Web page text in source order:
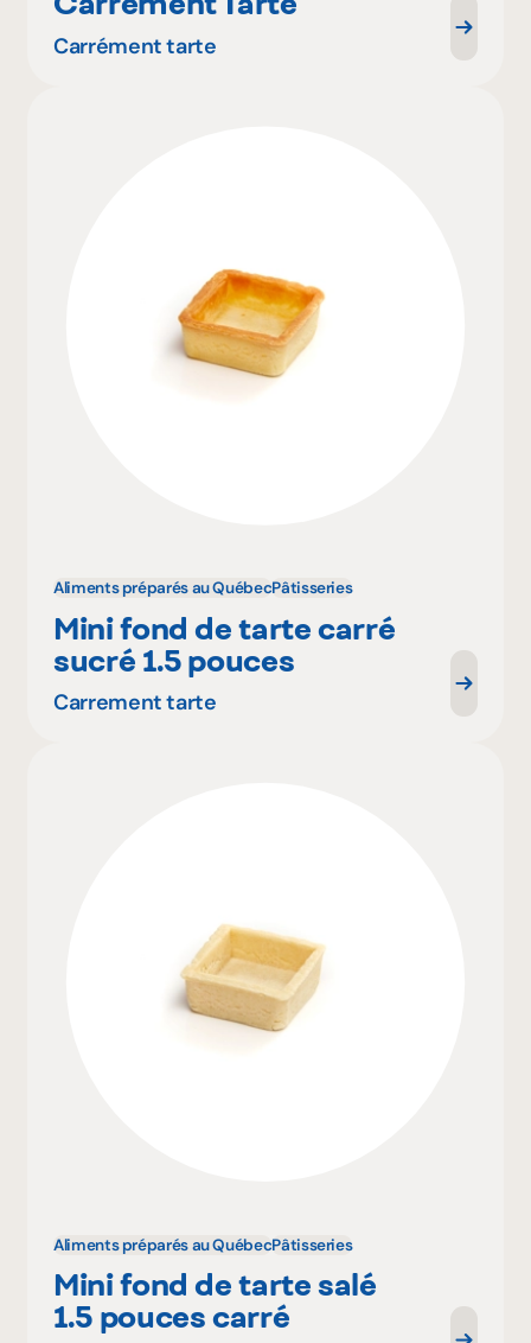
Carrément tarte
Aliments préparés au QuébecPâtisseries
Mini fond de tarte carré
sucré 1.5 pouces
Carrement tarte
Aliments préparés au QuébecPâtisseries
Mini fond de tarte salé
1.5 pouces carré